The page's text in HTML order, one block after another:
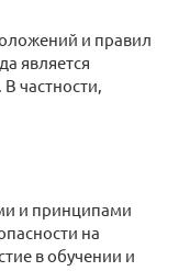
и правил
является
частности,
и принципами
на
в обучении и